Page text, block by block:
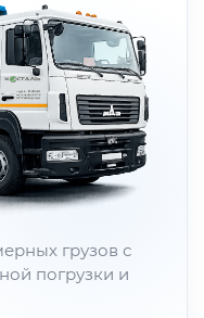
грузов с
погрузки и